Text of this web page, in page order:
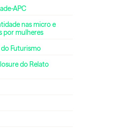
APC
nas micro e
por mulheres
Futurismo
do Relato